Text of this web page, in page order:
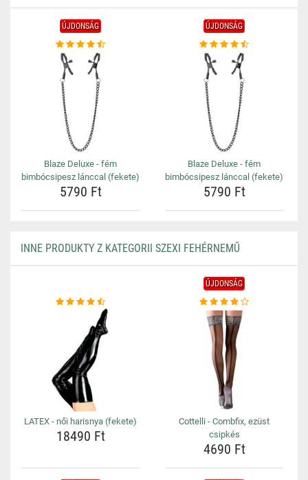
ÚJDONSÁG
Blaze Deluxe - fém
bimbócsipesz lánccal (fekete)
5790 Ft
ÚJDONSÁG
Blaze Deluxe - fém
bimbócsipesz lánccal (fekete)
5790 Ft
INNE PRODUKTY Z KATEGORII SZEXI FEHÉRNEMŰ
LATEX - női harisnya (fekete)
18490 Ft
ÚJDONSÁG
Cottelli - Combfix, ezüst
csipkés
4690 Ft